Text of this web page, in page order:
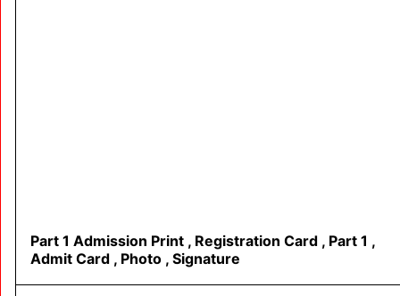
Part 1 Admission Print , Registration Card , Part 1 ,
Admit Card , Photo , Signature